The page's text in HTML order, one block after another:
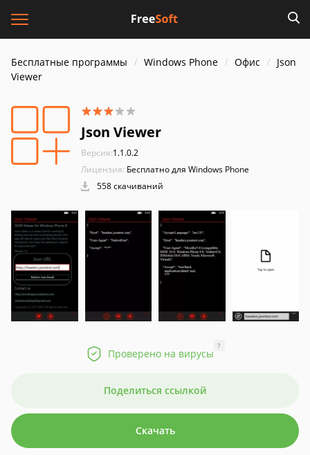
Бесплатные программы Windows Phone Офис
Json
Viewer
Json Viewer
Версия:1.1.0.2
Лицензия: Бесплатно для Windows Phone
558 скачиваний
Проверено на вирусы
?
Поделиться ссылкой
Скачать